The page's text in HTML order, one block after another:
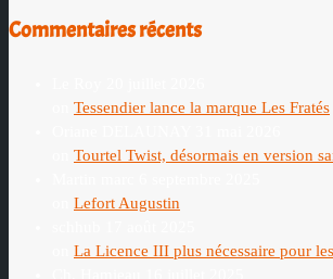
Commentaires récents
Tessendier lance la marque Les Fratés
Tourtel Twist, désormais en version
Lefort Augustin
La Licence III plus nécessaire pour